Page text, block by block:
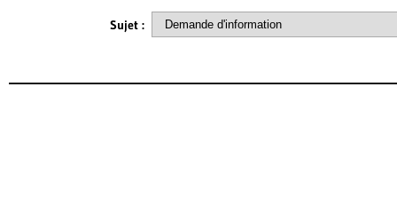
Sujet :